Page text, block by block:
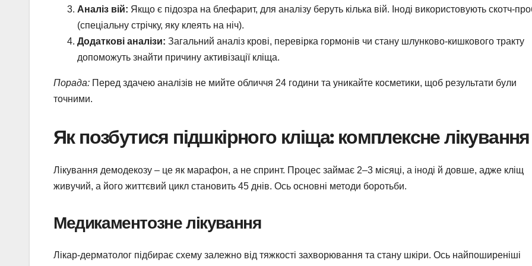
Аналіз вій: Якщо є підозра на блефарит, для аналізу беруть кілька вій. Іноді використовують скотч-
(спеціальну стрічку, яку клеять на ніч).
Додаткові аналізи: Загальний аналіз крові, перевірка гормонів чи стану шлунково-кишкового тракту
допоможуть знайти причину активізації кліща.
Порада: Перед здачею аналізів не мийте обличчя 24 години та уникайте косметики, щоб результати були
точними.
Як позбутися підшкірного кліща: комплексне лікування
Лікування демодекозу – це як марафон, а не спринт. Процес займає 2–3 місяці, а іноді й довше, адже кліщ
живучий, а його життєвий цикл становить 45 днів. Ось основні методи боротьби.
Медикаментозне лікування
Лікар-дерматолог підбирає схему залежно від тяжкості захворювання та стану шкіри. Ось найпоширеніші